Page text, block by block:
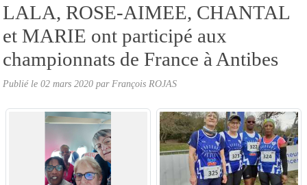
LALA, ROSE-AIMEE, CHANTAL
et MARIE ont participé aux
championnats de France à Antibes
Publié le 02 mars 2020 par François ROJAS